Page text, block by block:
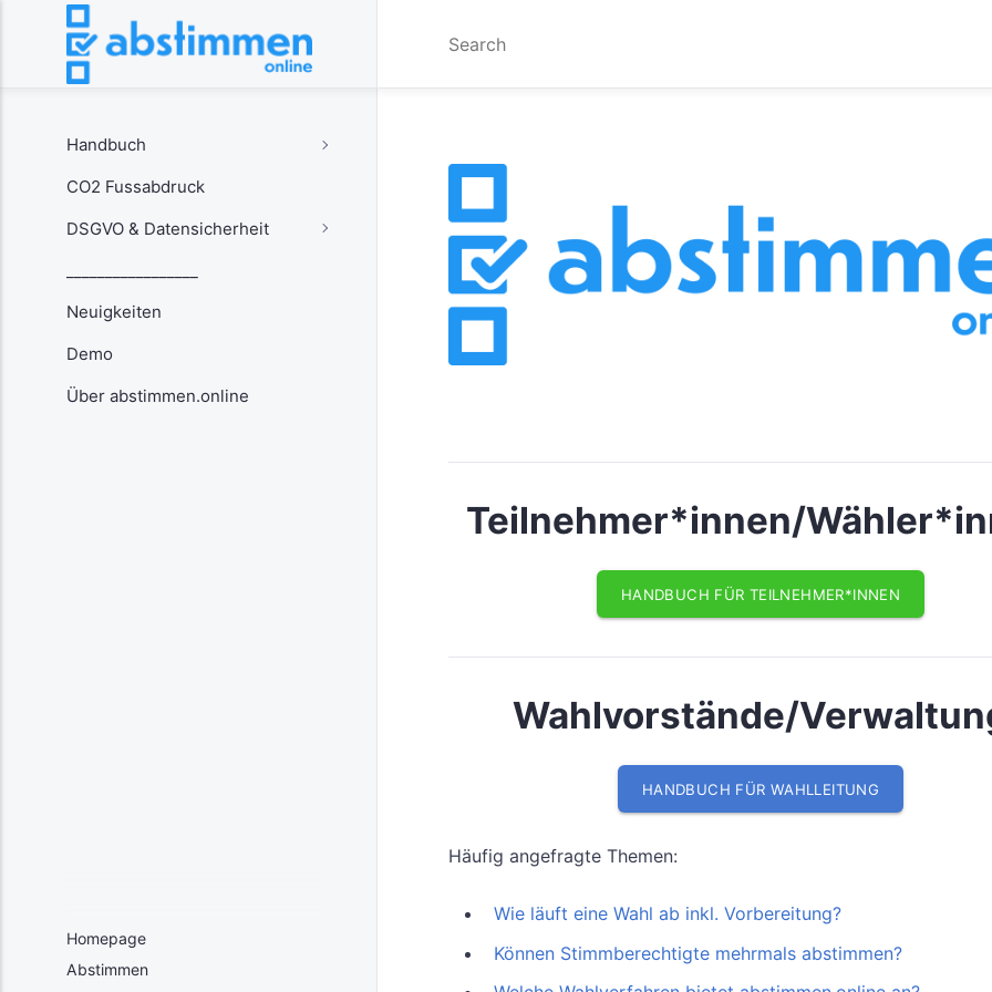
Teilnehmer*innen/
HANDBUCH FÜR TEILNEHMER*INNEN
Wahlvorstände/
HANDBUCH FÜR WAHLLEITUNG
Häufig angefragte Themen:
Wie läuft eine Wahl ab inkl. Vorbereitung?
Können Stimmberechtigte mehrmals abstimmen?
Handbuch
CO2 Fussabdruck
DSGVO & Datensicherheit
Neuigkeiten
Demo
Über abstimmen.online
Homepage
Abstimmen